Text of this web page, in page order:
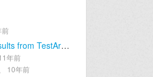
How can I get the test results from TestArchitect and email them to developers or to my boss?
年前
10年前